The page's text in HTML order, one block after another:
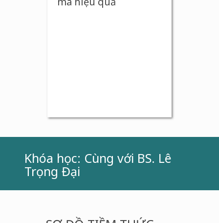
Khóa học: Cùng với BS. Lê
Trọng Đại